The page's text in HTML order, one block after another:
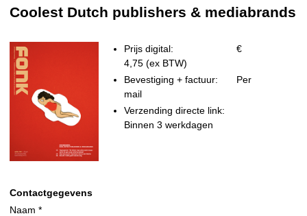
Coolest Dutch publishers & mediabrands
Prijs digital:
€
4,75 (ex BTW)
Bevestiging + factuur:
Per
mail
Verzending directe link:
Binnen 3 werkdagen
Contactgegevens
Naam *